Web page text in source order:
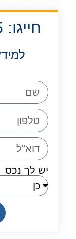
חייגו: 074-722-5735
יש לך נכס